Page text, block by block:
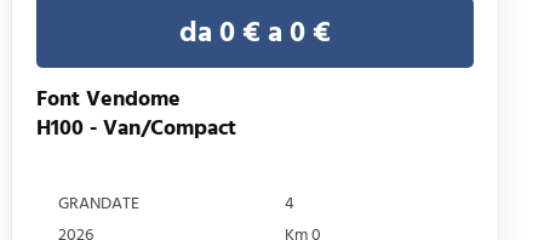
da 0 € a 0 €
Font Vendome
H100 - Van/Compact
GRANDATE
4